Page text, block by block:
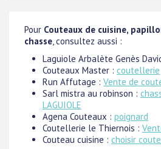
Pour Couteaux de cuisine,
chasse, consultez aussi :
Laguiole Arbalète Genès
Couteaux Master : coutellerie
Run Affutage : Vente de
Sarl mistra au robinson :
LAGUIOLE
Agena Couteaux : poignard
Coutellerie le Thiernois :
Couteau cuisine : choisir